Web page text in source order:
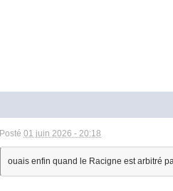
Posté01 juin 2026 - 20:18
ouais enfin quand le Racigne est arbitré